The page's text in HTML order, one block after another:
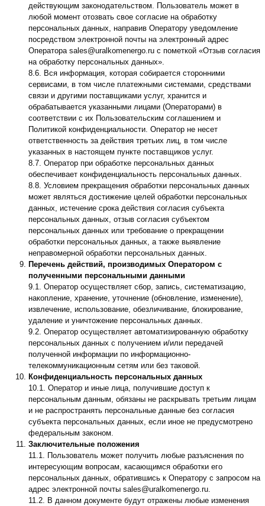
действующим законодательством. Пользователь может в
любой момент отозвать свое согласие на обработку
персональных данных, направив Оператору уведомление
посредством электронной почты на электронный адрес
Оператора sales@uralkomenergo.ru с пометкой «Отзыв согласия
на обработку персональных данных».
8.6. Вся информация, которая собирается сторонними
сервисами, в том числе платежными системами, средствами
связи и другими поставщиками услуг, хранится и
обрабатывается указанными лицами (Операторами) в
соответствии с их Пользовательским соглашением и
Политикой конфиденциальности. Оператор не несет
ответственность за действия третьих лиц, в том числе
указанных в настоящем пункте поставщиков услуг.
8.7. Оператор при обработке персональных данных
обеспечивает конфиденциальность персональных данных.
8.8. Условием прекращения обработки персональных данных
может являться достижение целей обработки персональных
данных, истечение срока действия согласия субъекта
персональных данных, отзыв согласия субъектом
персональных данных или требование о прекращении
обработки персональных данных, а также выявление
неправомерной обработки персональных данных.
Перечень действий, производимых Оператором с
полученными персональными данными
9.1. Оператор осуществляет сбор, запись, систематизацию,
накопление, хранение, уточнение (обновление, изменение),
извлечение, использование, обезличивание, блокирование,
удаление и уничтожение персональных данных.
9.2. Оператор осуществляет автоматизированную обработку
персональных данных с получением и/или передачей
полученной информации по информационно-
телекоммуникационным сетям или без таковой.
Конфиденциальность персональных данных
10.1. Оператор и иные лица, получившие доступ к
персональным данным, обязаны не раскрывать третьим лицам
и не распространять персональные данные без согласия
субъекта персональных данных, если иное не предусмотрено
федеральным законом.
Заключительные положения
11.1. Пользователь может получить любые разъяснения по
интересующим вопросам, касающимся обработки его
персональных данных, обратившись к Оператору с запросом на
адрес электронной почты sales@uralkomenergo.ru.
11.2. В данном документе будут отражены любые изменения